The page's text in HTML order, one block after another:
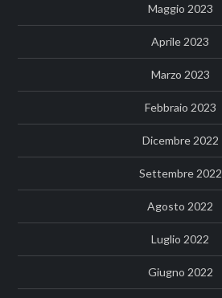
Maggio 2023
Aprile 2023
Marzo 2023
Febbraio 2023
Dicembre 2022
Settembre 2022
Agosto 2022
Luglio 2022
Giugno 2022